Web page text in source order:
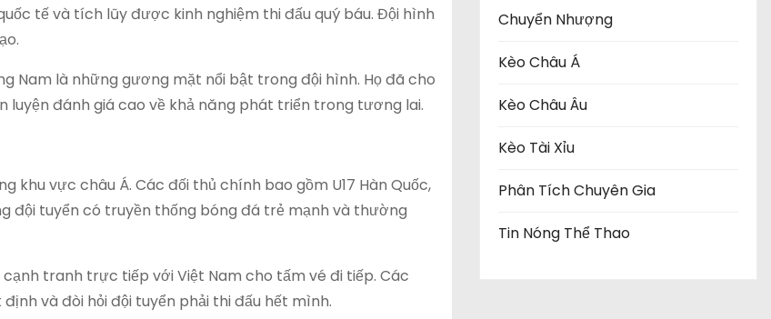
tế và tích lũy được kinh nghiệm thi đấu quý báu. Đội hình
Nam là những gương mặt nổi bật trong đội hình. Họ đã cho
đánh giá cao về khả năng phát triển trong tương lai.
khu vực châu Á. Các đối thủ chính bao gồm U17 Hàn Quốc,
đội tuyển có truyền thống bóng đá trẻ mạnh và thường
cạnh tranh trực tiếp với Việt Nam cho tấm vé đi tiếp. Các
và đòi hỏi đội tuyển phải thi đấu hết mình.
Chuyển Nhượng
Kèo Châu Á
Kèo Châu Âu
Kèo Tài Xỉu
Phân Tích Chuyên Gia
Tin Nóng Thể Thao